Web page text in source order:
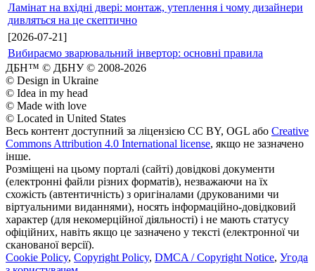
Ламінат на вхідні двері: монтаж, утеплення і чому дизайнери
дивляться на це скептично
[2026-07-21]
Вибираємо зварювальний інвертор: основні правила
ДБН™ © ДБНУ © 2008-2026
© Design in Ukraine
© Idea in my head
© Made with love
© Located in United States
Весь контент доступний за ліцензією CC BY, OGL або Creative
Commons Attribution 4.0 International license, якщо не зазначено
інше.
Розміщені на цьому порталі (сайті) довідкові документи
(електронні файли різних форматів), незважаючи на їх
схожість (автентичність) з оригіналами (друкованими чи
віртуальними виданнями), носять інформаційно-довідковий
характер (для некомерційної діяльності) і не мають статусу
офіційних, навіть якщо це зазначено у тексті (електронної чи
сканованої версії).
Cookie Policy, Copyright Policy, DMCA / Copyright Notice, Угода